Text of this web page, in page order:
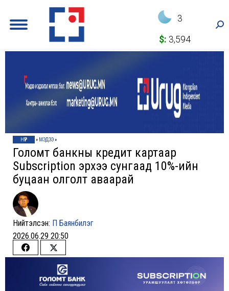
3
$: 3,594
НҮҮР » МЭДЭЭ»
Голомт банкны кредит картаар
Subscription эрхээ сунгаад 10%-ийн
буцаан олголт аваарай
Нийтэлсэн: П Баянбилэг
2026.06.29 20:50
Share
Facebook
Share
on
Twitter